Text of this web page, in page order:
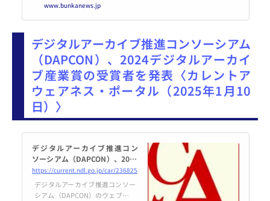
秋田県横手市の増田まんが美術館
は、国内外180人以上の作家のマ
www.bunkanews.jp
デジタルアーカイブ推進コンソーシアム
（DAPCON）、2024デジタルアーカイ
ブ産業賞の受賞者を発表〈カレントア
ウェアネス・ポータル（2025年1月10
日）〉
デジタルアーカイブ推進コン
ソーシアム（DAPCON）、2024
デジタルアーカイブ産業賞の受
賞者を発表
https://current.ndl.go.jp/car/236825
デジタルアーカイブ推進コンソー
シアム（DAPCON）のウェブサイ